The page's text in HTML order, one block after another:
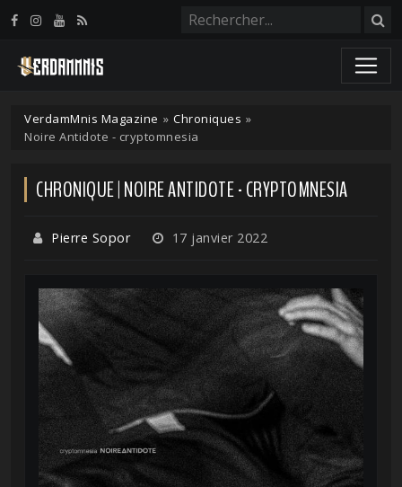
VerdamMnis Magazine » Chroniques »
Noire Antidote - cryptomnesia
CHRONIQUE | NOIRE ANTIDOTE - CRYPTOMNESIA
Pierre Sopor 17 janvier 2022
Panneau de gestion des cookies